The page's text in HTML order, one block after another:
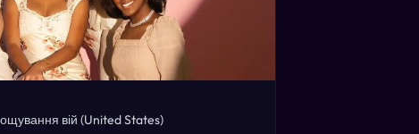
вій (United States)